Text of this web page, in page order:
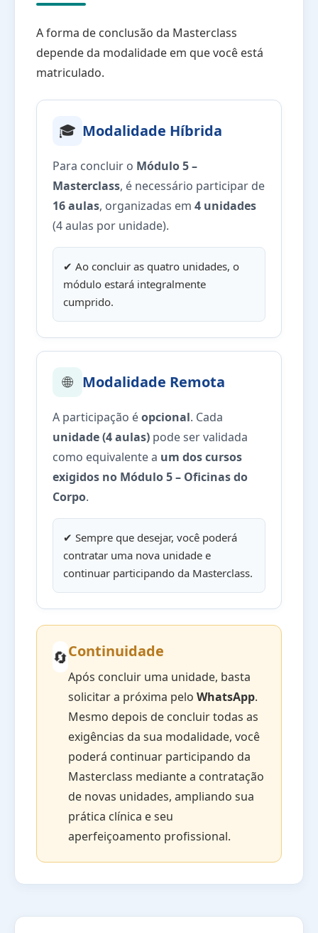
A forma de conclusão da Masterclass
depende da modalidade em que você está
matriculado.
🎓 Modalidade Híbrida
Para concluir o Módulo 5 –
Masterclass, é necessário participar de
16 aulas, organizadas em 4 unidades
(4 aulas por unidade).
✔ Ao concluir as quatro unidades, o
módulo estará integralmente
cumprido.
🌐 Modalidade Remota
A participação éopcional. Cada
unidade (4 aulas) pode ser validada
como equivalente a um dos cursos
exigidos no Módulo 5 – Oficinas do
Corpo.
✔ Sempre que desejar, você poderá
contratar uma nova unidade e
continuar participando da Masterclass.
🔄Continuidade
Após concluir uma unidade, basta
solicitar a próxima pelo WhatsApp.
Mesmo depois de concluir todas as
exigências da sua modalidade, você
poderá continuar participando da
Masterclass mediante a contratação
de novas unidades, ampliando sua
prática clínica e seu
aperfeiçoamento profissional.